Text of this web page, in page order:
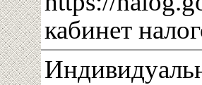
кабинет